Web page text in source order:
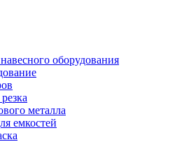
оборудования
металла
емкостей